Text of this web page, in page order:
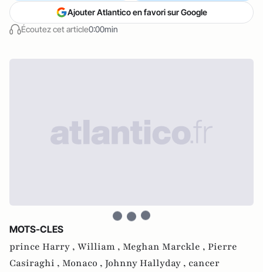
Écoutez cet article0:00min
Ajouter Atlantico en favori sur Google
MOTS-CLES
prince Harry , William , Meghan Marckle , Pierre
Casiraghi , Monaco , Johnny Hallyday , cancer